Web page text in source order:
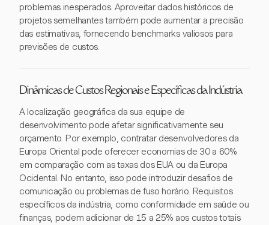
problemas inesperados. Aproveitar dados históricos de
projetos semelhantes também pode aumentar a precisão
das estimativas, fornecendo benchmarks valiosos para
previsões de custos.
Dinâmicas de Custos Regionais e Específicas da Indústria
A localização geográfica da sua equipe de
desenvolvimento pode afetar significativamente seu
orçamento. Por exemplo, contratar desenvolvedores da
Europa Oriental pode oferecer economias de 30 a 60%
em comparação com as taxas dos EUA ou da Europa
Ocidental. No entanto, isso pode introduzir desafios de
comunicação ou problemas de fuso horário. Requisitos
específicos da indústria, como conformidade em saúde ou
finanças, podem adicionar de 15 a 25% aos custos totais